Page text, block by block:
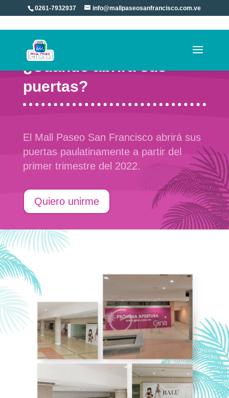
0261-7932937 info@mallpaseosanfrancisco.com.ve
¿Cuándo abrirá sus
puertas?
El Mall Paseo San Francisco abrirá sus
puertas paulatinamente a partir del
primer trimestre del 2022.
Quiero unirme